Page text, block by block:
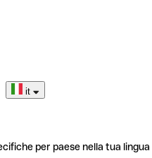
it
per paese nella tua lingua